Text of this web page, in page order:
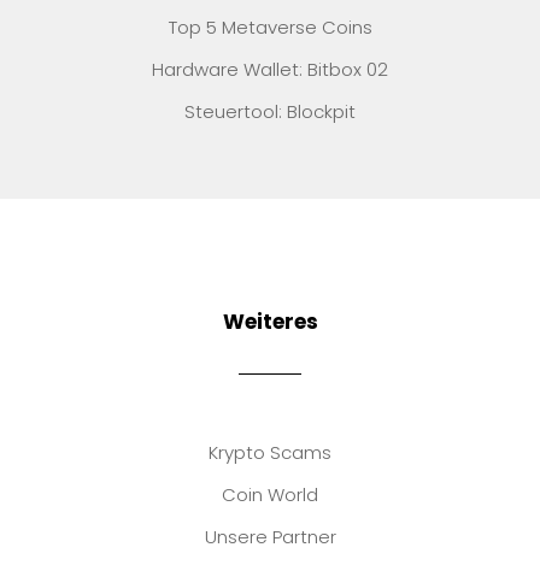
Top 5 Metaverse Coins
Hardware Wallet: Bitbox 02
Steuertool: Blockpit
Weiteres
Krypto Scams
Coin World
Unsere Partner